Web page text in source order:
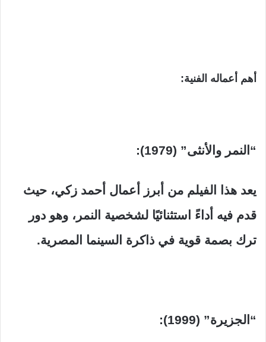
أهم أعماله الفنية:
“النمر والأنثى” (1979):
يعد هذا الفيلم من أبرز أعمال أحمد زكي، حيث
قدم فيه أداءً استثنائيًا لشخصية النمر، وهو دور
ترك بصمة قوية في ذاكرة السينما المصرية.
“الجزيرة” (1999):